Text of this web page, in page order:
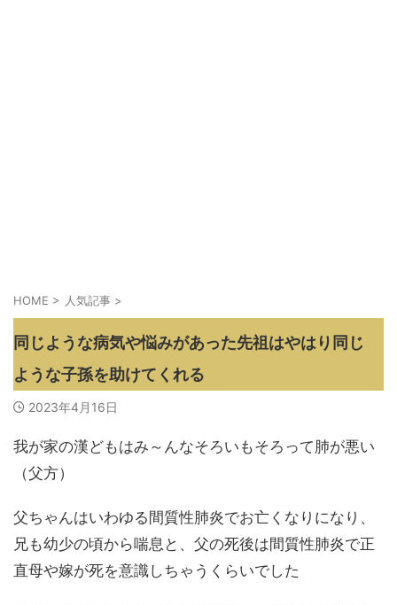
HOME > 人気記事 >
同じような病気や悩みがあった先祖はやはり同じ
ような子孫を助けてくれる
2023年4月16日
我が家の漢どもはみ～んなそろいもそろって肺が悪い
（父方）
父ちゃんはいわゆる間質性肺炎でお亡くなりになり、
兄も幼少の頃から喘息と、父の死後は間質性肺炎で正
直母や嫁が死を意識しちゃうくらいでした